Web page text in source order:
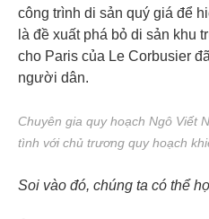
công trình di sản quý giá để
là đề xuất phá bỏ di sản khu
cho Paris của Le Corbusier
người dân.
Chuyên gia quy hoạch Ngô Viết
tình với chủ trương quy hoạch
Soi vào đó, chúng ta có thể